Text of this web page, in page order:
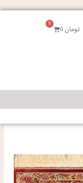
تومان0
0
سبد
خرید